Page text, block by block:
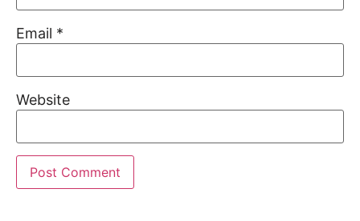
Email *
Website